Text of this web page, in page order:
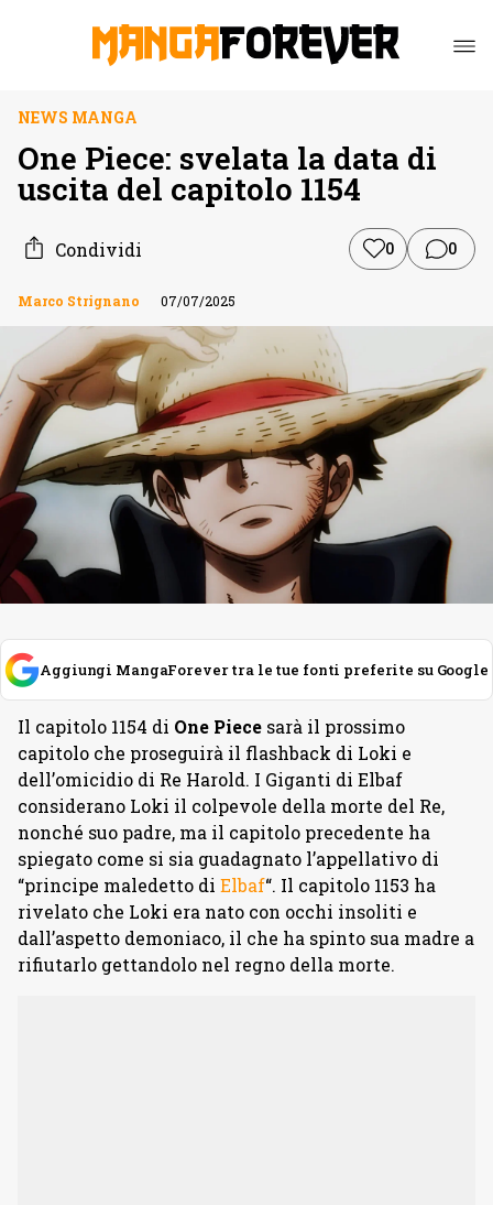
NEWS MANGA
One Piece: svelata la data di
uscita del capitolo 1154
Condividi 0 0
Marco Strignano 07/07/2025
Aggiungi MangaForever tra le tue fonti preferite su Google
Il capitolo 1154 di One Piece sarà il prossimo
capitolo che proseguirà il flashback di Loki e
dell’omicidio di Re Harold. I Giganti di Elbaf
considerano Loki il colpevole della morte del Re,
nonché suo padre, ma il capitolo precedente ha
spiegato come si sia guadagnato l’appellativo di
“principe maledetto di Elbaf“. Il capitolo 1153 ha
rivelato che Loki era nato con occhi insoliti e
dall’aspetto demoniaco, il che ha spinto sua madre a
rifiutarlo gettandolo nel regno della morte.